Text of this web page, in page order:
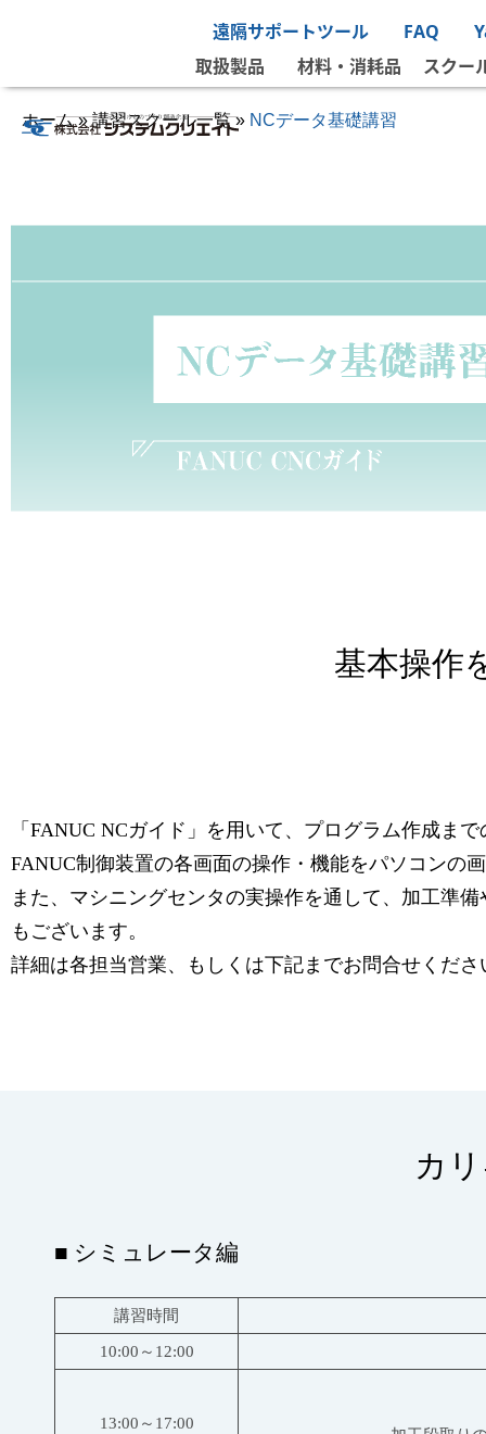
遠隔サポートツール FAQ
取扱製品
材料・消耗品 スクー
ホーム»講習スクール一覧» NCデータ基礎講習
基本操作
「FANUC NCガイド」を用いて、プログラム作成ま
FANUC制御装置の各画面の操作・機能をパソコンの
また、マシニングセンタの実操作を通して、加工準
もございます。
詳細は各担当営業、もしくは下記までお問合せくださ
カ
■ シミュレータ編
講習時間
10:00～12:00
13:00～17:00